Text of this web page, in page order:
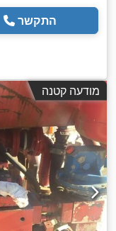
התקשר
מודעה קטנה